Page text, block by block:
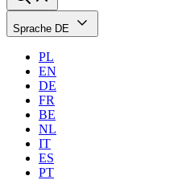
Sprache DE
PL
EN
DE
FR
BE
NL
IT
ES
PT